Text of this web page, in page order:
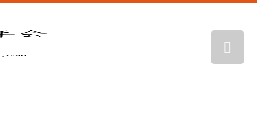
会
字招牌)诚信至